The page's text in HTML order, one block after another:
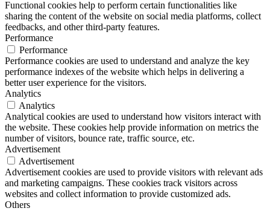
Functional cookies help to perform certain functionalities like
sharing the content of the website on social media platforms, collect
feedbacks, and other third-party features.
Performance
Performance
Performance cookies are used to understand and analyze the key
performance indexes of the website which helps in delivering a
better user experience for the visitors.
Analytics
Analytics
Analytical cookies are used to understand how visitors interact with
the website. These cookies help provide information on metrics the
number of visitors, bounce rate, traffic source, etc.
Advertisement
Advertisement
Advertisement cookies are used to provide visitors with relevant ads
and marketing campaigns. These cookies track visitors across
websites and collect information to provide customized ads.
Others